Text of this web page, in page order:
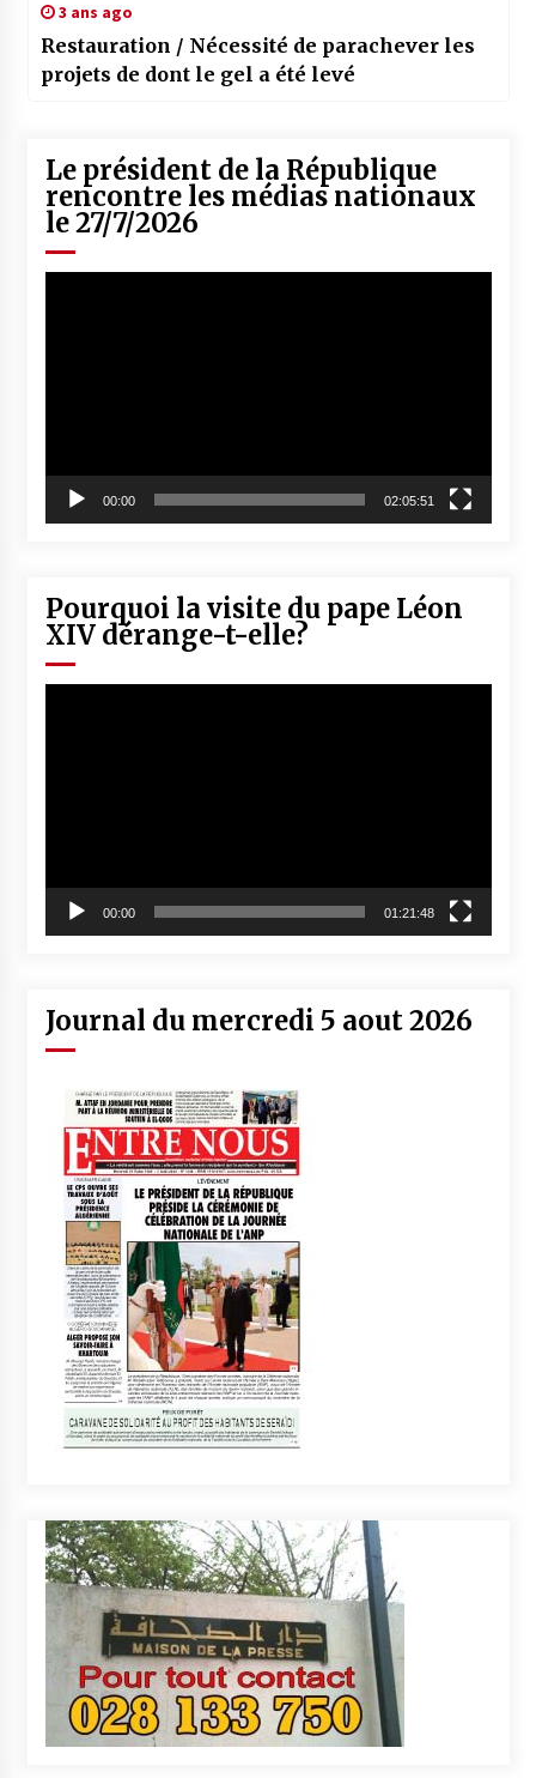
3 ans ago
Restauration / Nécessité de parachever les
projets de dont le gel a été levé
Le président de la République
rencontre les médias nationaux
le 27/7/2026
00:00 02:05:51
Pourquoi la visite du pape Léon
XIV dérange-t-elle?
00:00 01:21:48
Journal du mercredi 5 aout 2026